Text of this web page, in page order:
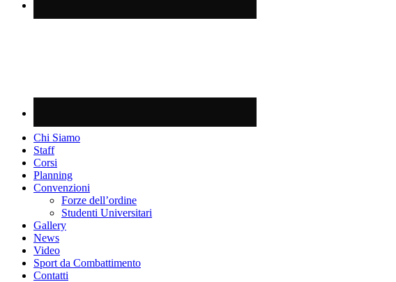
Chi Siamo
Staff
Corsi
Planning
Convenzioni
Forze dell’ordine
Studenti Universitari
Gallery
News
Video
Sport da Combattimento
Contatti